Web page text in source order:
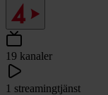
19 kanaler
1 streamingtjänst